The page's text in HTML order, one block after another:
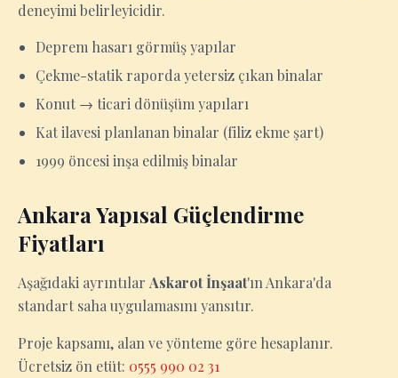
deneyimi belirleyicidir.
Deprem hasarı görmüş yapılar
Çekme-statik raporda yetersiz çıkan binalar
Konut → ticari dönüşüm yapıları
Kat ilavesi planlanan binalar (filiz ekme şart)
1999 öncesi inşa edilmiş binalar
Ankara Yapısal Güçlendirme
Fiyatları
Aşağıdaki ayrıntılar Askarot İnşaat'ın Ankara'da
standart saha uygulamasını yansıtır.
Proje kapsamı, alan ve yönteme göre hesaplanır.
Ücretsiz ön etüt: 0555 990 02 31